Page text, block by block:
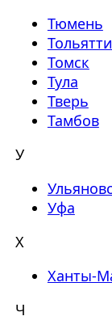
Тюмень
Тольятти
Томск
Тула
Тверь
Тамбов
У
Уфа
Х
Ханты-
Ч